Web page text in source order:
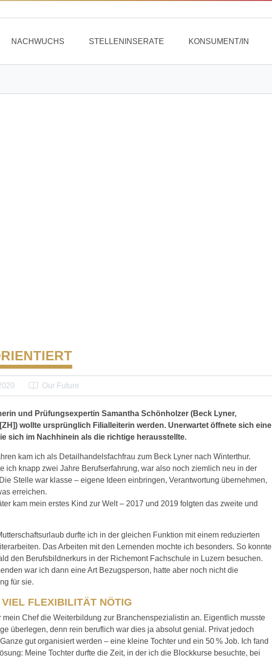
NACHWUCHS STELLENINSERATE KONSUMENT/IN
Our Future
und Prüfungsexpertin Samantha Schönholzer (Beck Lyner,
wollte ursprünglich Filialleiterin werden. Unerwartet öffnete sich eine
sich im Nachhinein als die richtige herausstellte.
kam ich als Detailhandelsfachfrau zum Beck Lyner nach Winterthur.
ich knapp zwei Jahre Berufserfahrung, war also noch ziemlich neu in der
Stelle war klasse – eigene Ideen einbringen, Verantwortung übernehmen,
erreichen.
kam mein erstes Kind zur Welt – 2017 und 2019 folgten das zweite und
durfte ich in der gleichen Funktion mit einem reduzierten
Das Arbeiten mit den Lernenden mochte ich besonders. So konnte
den Berufsbildnerkurs in der Richemont Fachschule in Luzern besuchen.
war ich dann eine Art Bezugsperson, hatte aber noch nicht die
für sie.
VIEL FLEXIBILITÄT NÖTIG
mein Chef die Weiterbildung zur Branchenspezialistin an. Eigentlich musste
überlegen, denn rein beruflich war dies ja absolut genial. Privat jedoch
gut organisiert werden – eine kleine Tochter und ein 50 % Job. Ich fand
Meine Tochter durfte die Zeit, in der ich die Blockkurse besuchte, bei